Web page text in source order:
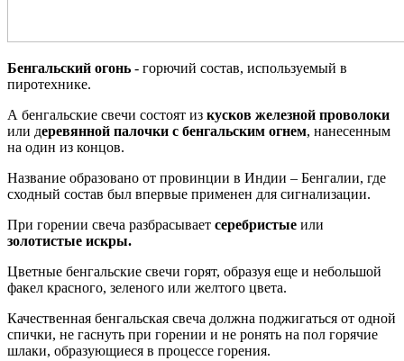
Бенгальский огонь - горючий состав, используемый в
пиротехнике.
А бенгальские свечи состоят из кусков железной проволоки
или деревянной палочки с бенгальским огнем, нанесенным
на один из концов.
Название образовано от провинции в Индии – Бенгалии, где
сходный состав был впервые применен для сигнализации.
При горении свеча разбрасывает серебристые или
золотистые искры.
Цветные бенгальские свечи горят, образуя еще и небольшой
факел красного, зеленого или желтого цвета.
Качественная бенгальская свеча должна поджигаться от одной
спички, не гаснуть при горении и не ронять на пол горячие
шлаки, образующиеся в процессе горения.